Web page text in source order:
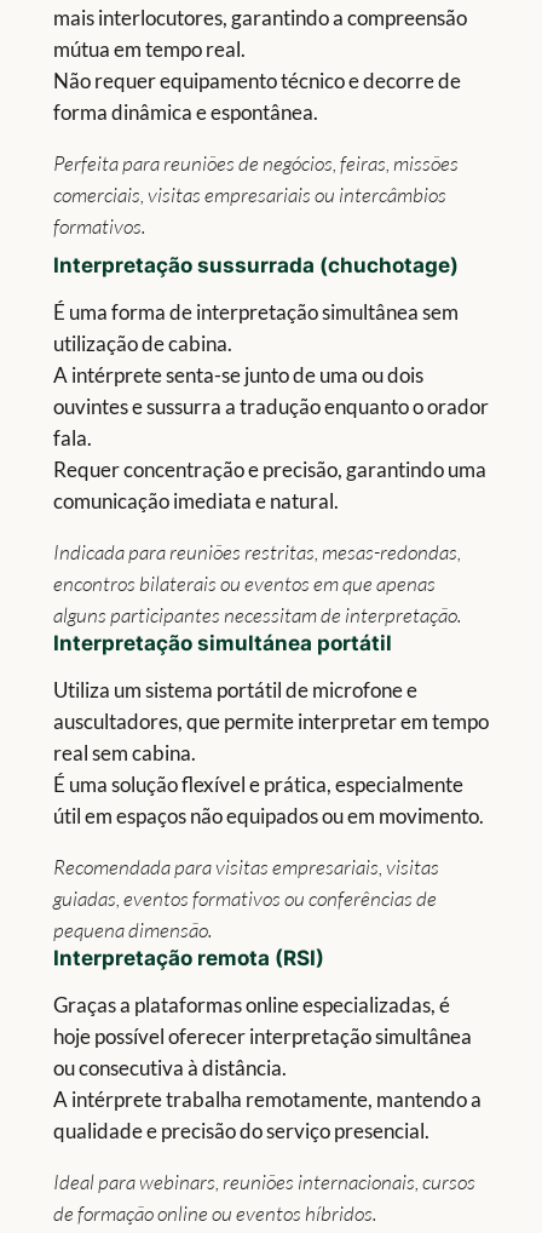
mais interlocutores, garantindo a compreensão
mútua em tempo real.
Não requer equipamento técnico e decorre de
forma dinâmica e espontânea.
Perfeita para reuniões de negócios, feiras, missões
comerciais, visitas empresariais ou intercâmbios
formativos.
Interpretação sussurrada (chuchotage)
É uma forma de interpretação simultânea sem
utilização de cabina.
A intérprete senta-se junto de uma ou dois
ouvintes e sussurra a tradução enquanto o orador
fala.
Requer concentração e precisão, garantindo uma
comunicação imediata e natural.
Indicada para reuniões restritas, mesas-redondas,
encontros bilaterais ou eventos em que apenas
alguns participantes necessitam de interpretação.
Interpretação simultánea portátil
Utiliza um sistema portátil de microfone e
auscultadores, que permite interpretar em tempo
real sem cabina.
É uma solução flexível e prática, especialmente
útil em espaços não equipados ou em movimento.
Recomendada para visitas empresariais, visitas
guiadas, eventos formativos ou conferências de
pequena dimensão.
Interpretação remota (RSI)
Graças a plataformas online especializadas, é
hoje possível oferecer interpretação simultânea
ou consecutiva à distância.
A intérprete trabalha remotamente, mantendo a
qualidade e precisão do serviço presencial.
Ideal para webinars, reuniões internacionais, cursos
de formação online ou eventos híbridos.